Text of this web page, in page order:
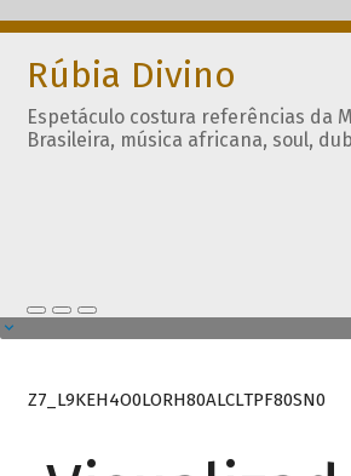
Rúbia Divino
Espetáculo costura referências da
Brasileira, música africana, soul,
Z7_L9KEH4O0LORH80ALCLTPF80SN0